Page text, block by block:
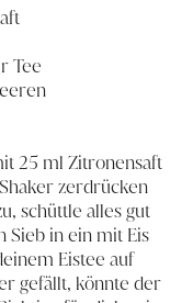
Tee
25 ml Zitronensaft
zerdrücken
schüttle alles gut
Sieb in ein mit Eis
Eistee auf
gefällt, könnte der